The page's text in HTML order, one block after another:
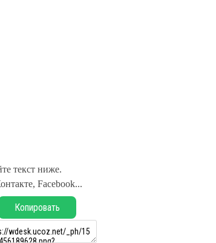
текст ниже.
Facebook...
Копировать